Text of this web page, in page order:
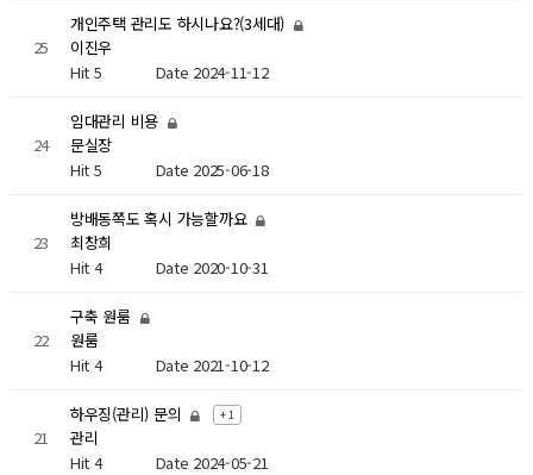
25
개인주택 관리도 하시나요?(3세대)
이진우
Hit 5 Date 2024-11-12
24
임대관리 비용
문실장
Hit 5 Date 2025-06-18
23
방배동쪽도 혹시 가능할까요
최창희
Hit 4 Date 2020-10-31
22
구축 원룸
원룸
Hit 4 Date 2021-10-12
21
하우징(관리) 문의 + 1
관리
Hit 4 Date 2024-05-21